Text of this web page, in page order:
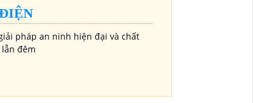
pháp an ninh hiện đại và chất
đêm